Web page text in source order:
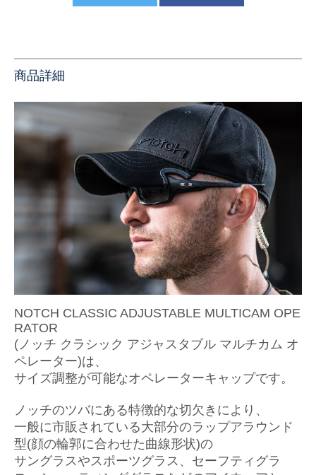
商品詳細
NOTCH CLASSIC ADJUSTABLE MULTICAM OPE
RATOR
(ノッチ クラシック アジャスタブル マルチカム オ
ペレーター)は、
サイズ調整が可能なオペレーターキャップです。
ノッチのツバにある特徴的な切欠きにより、
一般に市販されている大部分のラップアラウンド
型(顔の輪郭に合わせた曲線形状)の
サングラスやスポーツグラス、セーフティグラ